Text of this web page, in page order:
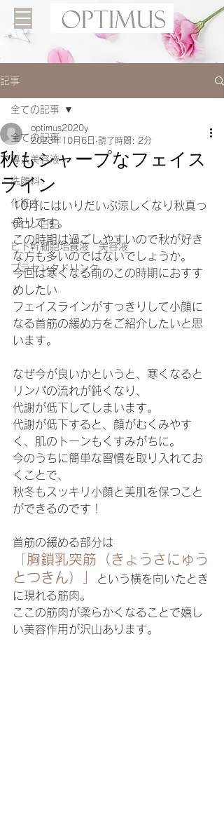
記事
全ての記事
導入美容液
洗顔料
化粧水
サロン日記
ヒト幹細胞培養液 美容液
プラセンタドリンク
全ての記事
秋もシャープなフェイス
ライン
optimus2020y
2023年10月6日 読了時間: 2分
10月にはいりだいぶ涼しくなり秋真っ
盛りです。
この時期は過ごしやすいので秋が好き
な方も多いのではないでしょうか。
今回は寒くなる前のこの時期におすす
めしたい
フェイスラインがすっきりして小顔に
なる首筋の緩め方をご紹介したいと思
います。
なぜ今が良いかというと、寒くなると
リンパの流れが鈍くなり、
代謝が低下してしまいます。
代謝が低下すると、顔がむくみやす
く、肌のトーンもくすみがちに。
今のうちに簡単な習慣を取り入れてお
くことで、
秋冬もスッキリ小顔と美肌を保つこと
ができるのです！
首筋の緩める部分は
胸鎖乳突筋（きょうさにゅう
とつきん）」
という横を向いたとき
に現れる筋肉。
ここの筋肉が柔らかくなることで嬉し
い美容作用が沢山あります。